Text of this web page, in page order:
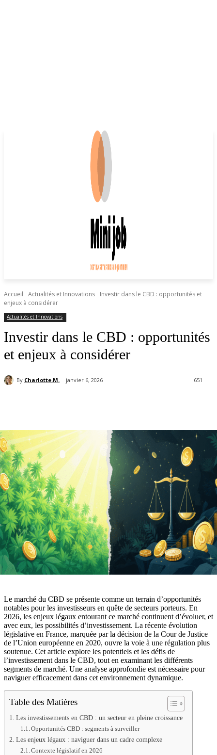
Accueil Actualités et Innovations
Investir dans le CBD : opportunités et
enjeux à considérer
Actualités et Innovations
Investir dans le CBD : opportunités
et enjeux à considérer
By Charlotte.M. janvier 6, 2026 651
Le marché du CBD se présente comme un terrain d’opportunités
notables pour les investisseurs en quête de secteurs porteurs. En
2026, les enjeux légaux entourant ce marché continuent d’évoluer, et
avec eux, les possibilités d’investissement. La récente évolution
législative en France, marquée par la décision de la Cour de Justice
de l’Union européenne en 2020, ouvre la voie à une régulation plus
soutenue. Cet article explore les potentiels et les défis de
l’investissement dans le CBD, tout en examinant les différents
segments de marché. Une analyse approfondie est nécessaire pour
naviguer efficacement dans cet environnement dynamique.
Table des Matières
Les investissements en CBD : un secteur en pleine croissance
Opportunités CBD : segments à surveiller
Les enjeux légaux : naviguer dans un cadre complexe
Contexte législatif en 2026